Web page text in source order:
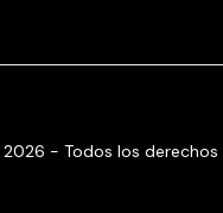
- Todos los derechos